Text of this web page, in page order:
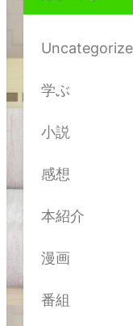
学ぶ
小説
感想
本紹介
漫画
番組